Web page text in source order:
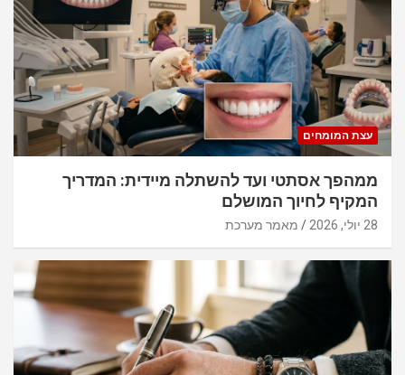
עצת המומחים
ממהפך אסתטי ועד להשתלה מיידית: המדריך
המקיף לחיוך המושלם
28 יולי, 2026 מאמר מערכת